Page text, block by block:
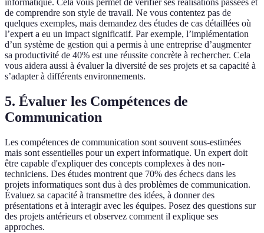
informatique. Cela vous permet de vérifier ses réalisations passées et
de comprendre son style de travail. Ne vous contentez pas de
quelques exemples, mais demandez des études de cas détaillées où
l’expert a eu un impact significatif. Par exemple, l’implémentation
d’un système de gestion qui a permis à une entreprise d’augmenter
sa productivité de 40% est une réussite concrète à rechercher. Cela
vous aidera aussi à évaluer la diversité de ses projets et sa capacité à
s’adapter à différents environnements.
5. Évaluer les Compétences de
Communication
Les compétences de communication sont souvent sous-estimées
mais sont essentielles pour un expert informatique. Un expert doit
être capable d'expliquer des concepts complexes à des non-
techniciens. Des études montrent que 70% des échecs dans les
projets informatiques sont dus à des problèmes de communication.
Évaluez sa capacité à transmettre des idées, à donner des
présentations et à interagir avec les équipes. Posez des questions sur
des projets antérieurs et observez comment il explique ses
approches.